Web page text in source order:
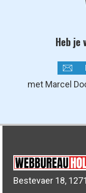
Heb je
met Marcel
Bestevaer 18,